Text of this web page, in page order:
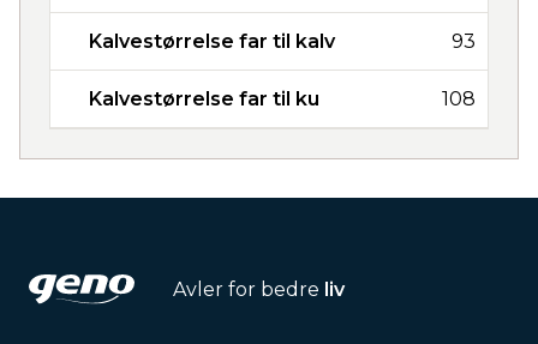
Kalvestørrelse far til kalv 93
Kalvestørrelse far til ku 108
Avler for bedre liv